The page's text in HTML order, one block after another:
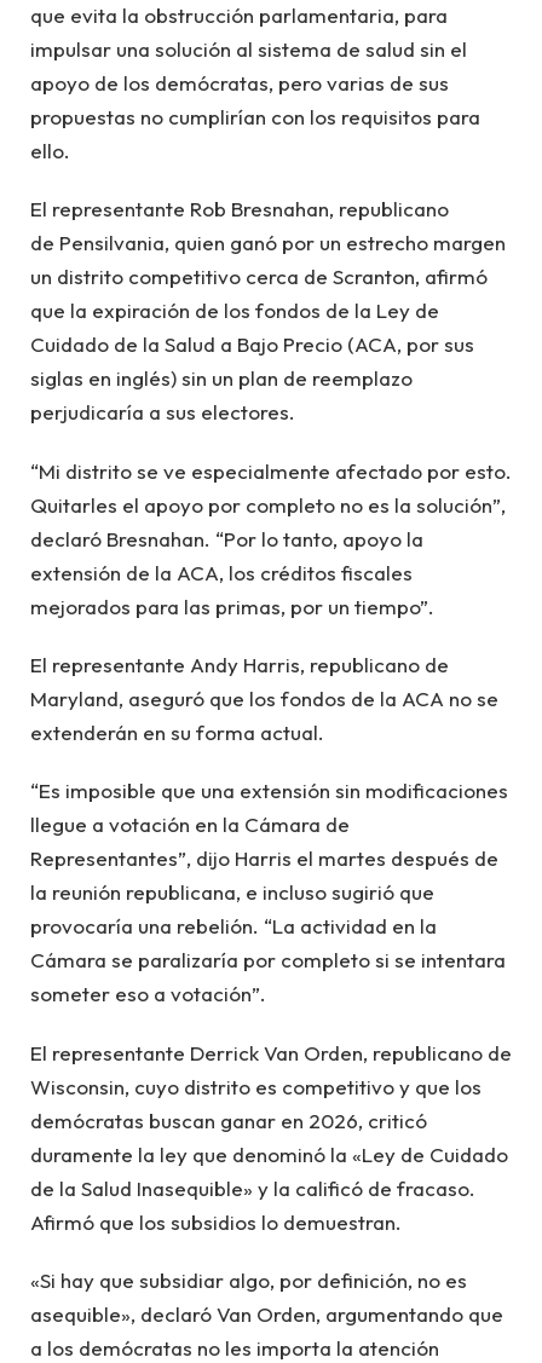
que evita la obstrucción parlamentaria, para
impulsar una solución al sistema de salud sin el
apoyo de los demócratas, pero varias de sus
propuestas no cumplirían con los requisitos para
ello.
El representante Rob Bresnahan, republicano
de Pensilvania, quien ganó por un estrecho margen
un distrito competitivo cerca de Scranton, afirmó
que la expiración de los fondos de la Ley de
Cuidado de la Salud a Bajo Precio (ACA, por sus
siglas en inglés) sin un plan de reemplazo
perjudicaría a sus electores.
“Mi distrito se ve especialmente afectado por esto.
Quitarles el apoyo por completo no es la solución”,
declaró Bresnahan. “Por lo tanto, apoyo la
extensión de la ACA, los créditos fiscales
mejorados para las primas, por un tiempo”.
El representante Andy Harris, republicano de
Maryland, aseguró que los fondos de la ACA no se
extenderán en su forma actual.
“Es imposible que una extensión sin modificaciones
llegue a votación en la Cámara de
Representantes”, dijo Harris el martes después de
la reunión republicana, e incluso sugirió que
provocaría una rebelión. “La actividad en la
Cámara se paralizaría por completo si se intentara
someter eso a votación”.
El representante Derrick Van Orden, republicano de
Wisconsin, cuyo distrito es competitivo y que los
demócratas buscan ganar en 2026, criticó
duramente la ley que denominó la «Ley de Cuidado
de la Salud Inasequible» y la calificó de fracaso.
Afirmó que los subsidios lo demuestran.
«Si hay que subsidiar algo, por definición, no es
asequible», declaró Van Orden, argumentando que
a los demócratas no les importa la atención